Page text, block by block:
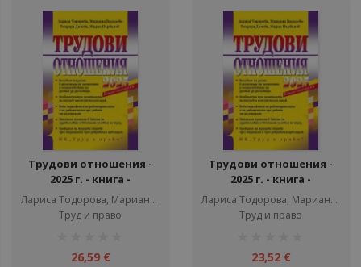
Трудови отношения -
2025 г. - книга -
годишник +достъп до
сайт
Лариса Тодорова, Мариана Василева, Теодора Дичева
Труд и право
26,59 €
Трудови отношения -
2025 г. - книга -
годишник
Лариса Тодорова, Мариана Василева, Теодора Дичева
Труд и право
23,52 €